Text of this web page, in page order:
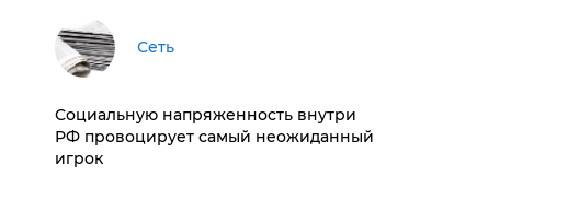
Сеть
Социальную напряженность внутри
РФ провоцирует самый неожиданный
игрок